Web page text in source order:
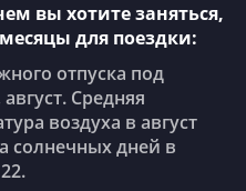
вы хотите заняться,
для поездки:
отпуска под
Средняя
воздуха в август
солнечных дней в